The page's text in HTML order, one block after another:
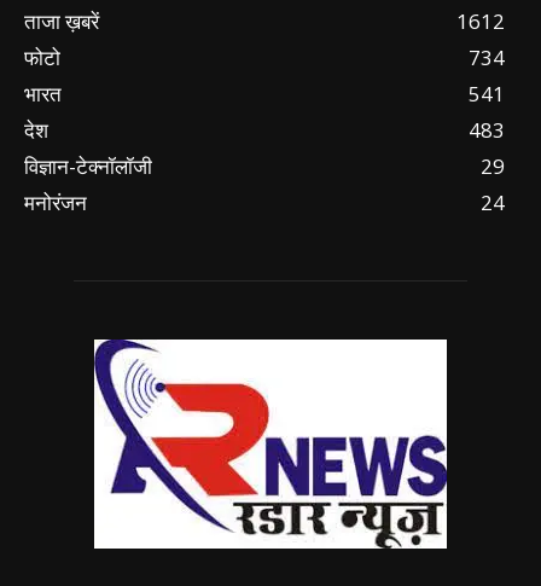
ताजा ख़बरें
1612
फोटो
734
भारत
541
देश
483
विज्ञान-टेक्नॉलॉजी
29
मनोरंजन
24